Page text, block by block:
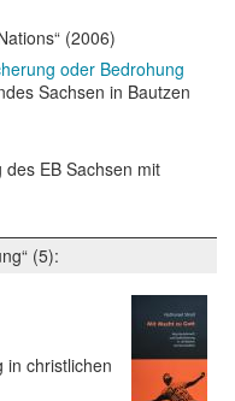
(2006)
oder Bedrohung
Sachsen in Bautzen
EB Sachsen mit
(5):
in christlichen